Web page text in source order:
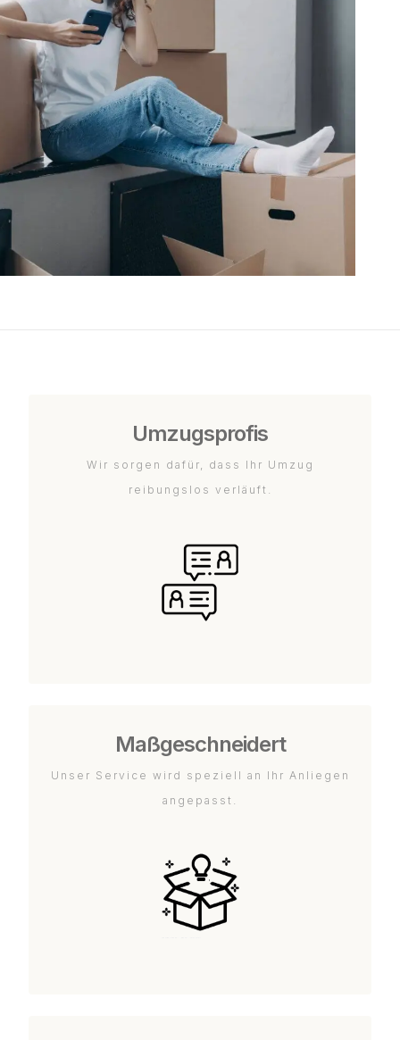
Umzugsprofis
Wir sorgen dafür, dass Ihr Umzug
reibungslos verläuft.
Maßgeschneidert
Unser Service wird speziell an Ihr Anliegen
angepasst.